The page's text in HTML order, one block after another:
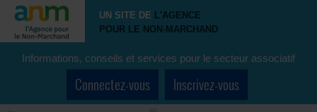
UN SITE DE L'AGENCE
POUR LE NON-MARCHAND
Informations, conseils et services pour le secteur associatif
Connectez-vous Inscrivez-vous